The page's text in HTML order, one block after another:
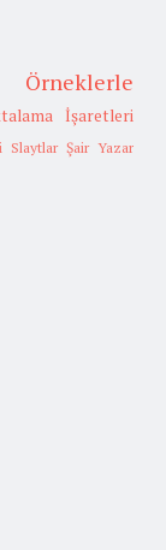
Örneklerle
İşaretleri
Slaytlar Şair Yazar